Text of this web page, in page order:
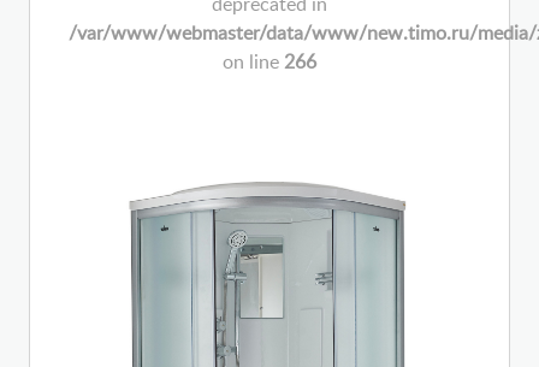
deprecated in
/var/www/webmaster/data/www/new.timo.ru/media/
on line 266